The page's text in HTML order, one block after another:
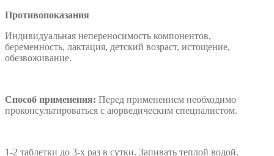
Противопоказания
Индивидуальная непереносимость компонентов,
беременность, лактация, детский возраст, истощение,
обезвоживание.
Способ применения: Перед применением необходимо
проконсультироваться с аюрведическим специалистом.
1-2 таблетки до 3-х раз в сутки. Запивать теплой водой.